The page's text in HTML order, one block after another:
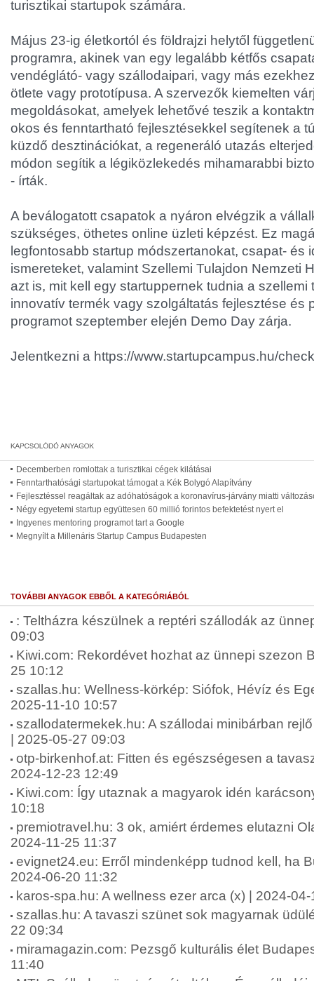
turisztikai startupok számára.
Május 23-ig életkortól és földrajzi helytől
programra, akinek van egy legalább kétfős
vendéglátó- vagy szállodaipari, vagy más
ötlete vagy prototípusa. A szervezők kiemelten
megoldásokat, amelyek lehetővé teszik a
okos és fenntartható fejlesztésekkel segítenek a
küzdő desztinációkat, a regeneráló utazás
módon segítik a légiközlekedés mihamarabbi
- írták.
A beválogatott csapatok a nyáron elvégzik a
szükséges, öthetes online üzleti képzést. Ez
legfontosabb startup módszertanokat, csapat- és
ismereteket, valamint Szellemi Tulajdon Nemzeti
azt is, mit kell egy startuppernek tudnia a szellemi
innovatív termék vagy szolgáltatás fejlesztése és
programot szeptember elején Demo Day zárja.
Jelentkezni a https://www.startupcampus.hu/
Decemberben romlottak a turisztikai cégek kilátásai
Fenntarthatósági startupokat támogat a Kék Bolygó Alapítvány
Fejlesztéssel reagáltak az adóhatóságok a koronavírus-járvány miatti
Négy egyetemi startup együttesen 60 millió forintos befektetést nyert el
Ingyenes mentoring programot tart a Google
Megnyílt a Millenáris Startup Campus Budapesten
TOVÁBBI ANYAGOK EBBŐL A KATEGÓRIÁBÓL
: Teltházra készülnek a reptéri szállodák az
09:03
Kiwi.com: Rekordévet hozhat az ünnepi szezon
25 10:12
szallas.hu: Wellness-körkép: Siófok, Hévíz és
2025-11-10 10:57
szallodatermekek.hu: A szállodai minibárban
| 2025-05-27 09:03
otp-birkenhof.at: Fitten és egészségesen a
2024-12-23 12:49
Kiwi.com: Így utaznak a magyarok idén
10:18
premiotravel.hu: 3 ok, amiért érdemes elutazni
2024-11-25 11:37
evignet24.eu: Erről mindenképp tudnod kell, ha
2024-06-20 11:32
karos-spa.hu: A wellness ezer arca (x) | 2024-04-
szallas.hu: A tavaszi szünet sok magyarnak
22 09:34
miramagazin.com: Pezsgő kulturális élet
11:40